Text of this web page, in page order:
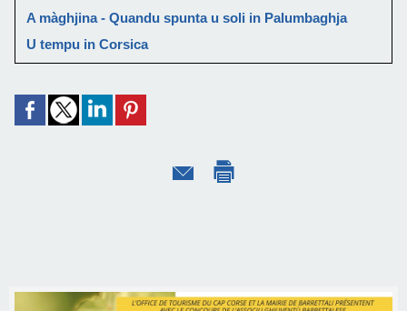
A màghjina - Quandu spunta u soli in Palumbaghja
U tempu in Corsica